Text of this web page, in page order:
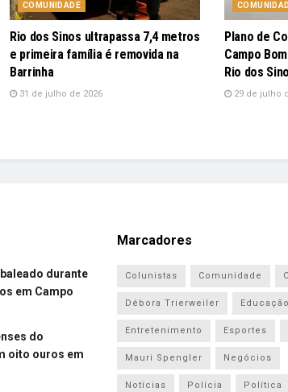
COMUNIDADE
Rio dos Sinos ultrapassa 7,4 metros
e primeira família é removida na
Barrinha
31 de julho de 2026
Plano de
Campo
Rio dos
29 de julho
durante
em Campo
do
oito ouros em
Marcadores
Colunistas Comunidade
Débora Trierweiler Educação
Entretenimento Esportes
Mauri Spengler Negócios
Notícias Polícia Política